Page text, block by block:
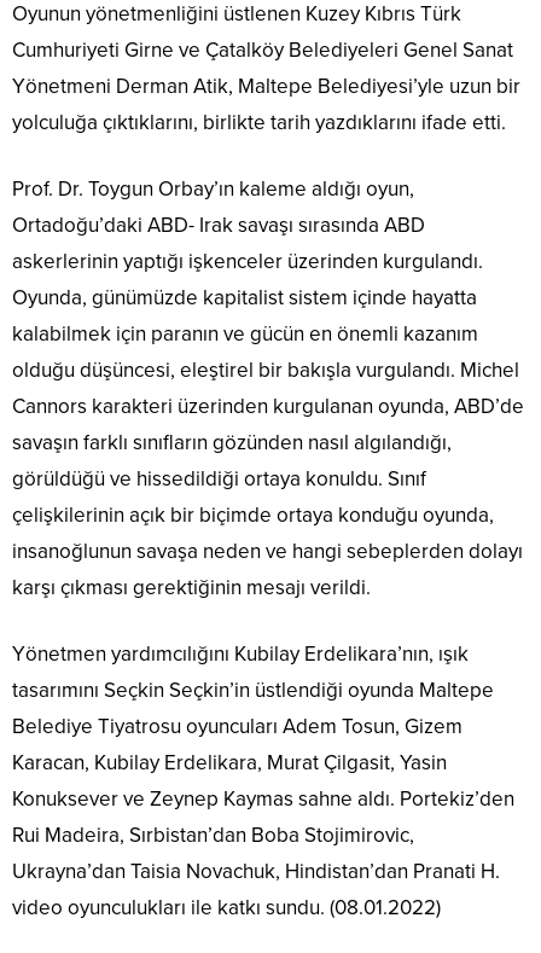
Oyunun yönetmenliğini üstlenen Kuzey Kıbrıs Türk
Cumhuriyeti Girne ve Çatalköy Belediyeleri Genel Sanat
Yönetmeni Derman Atik, Maltepe Belediyesi’yle uzun bir
yolculuğa çıktıklarını, birlikte tarih yazdıklarını ifade etti.
Prof. Dr. Toygun Orbay’ın kaleme aldığı oyun,
Ortadoğu’daki ABD- Irak savaşı sırasında ABD
askerlerinin yaptığı işkenceler üzerinden kurgulandı.
Oyunda, günümüzde kapitalist sistem içinde hayatta
kalabilmek için paranın ve gücün en önemli kazanım
olduğu düşüncesi, eleştirel bir bakışla vurgulandı. Michel
Cannors karakteri üzerinden kurgulanan oyunda, ABD’de
savaşın farklı sınıfların gözünden nasıl algılandığı,
görüldüğü ve hissedildiği ortaya konuldu. Sınıf
çelişkilerinin açık bir biçimde ortaya konduğu oyunda,
insanoğlunun savaşa neden ve hangi sebeplerden dolayı
karşı çıkması gerektiğinin mesajı verildi.
Yönetmen yardımcılığını Kubilay Erdelikara’nın, ışık
tasarımını Seçkin Seçkin’in üstlendiği oyunda Maltepe
Belediye Tiyatrosu oyuncuları Adem Tosun, Gizem
Karacan, Kubilay Erdelikara, Murat Çilgasit, Yasin
Konuksever ve Zeynep Kaymas sahne aldı. Portekiz’den
Rui Madeira, Sırbistan’dan Boba Stojimirovic,
Ukrayna’dan Taisia Novachuk, Hindistan’dan Pranati H.
video oyunculukları ile katkı sundu. (08.01.2022)